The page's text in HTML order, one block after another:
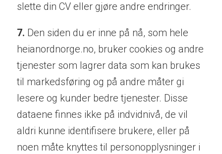
slette din CV eller gjøre andre endringer.
7. Den siden du er inne på nå, som hele
heianordnorge.no, bruker cookies og andre
tjenester som lagrer data som kan brukes
til markedsføring og på andre måter gi
lesere og kunder bedre tjenester. Disse
dataene finnes ikke på indvidnivå, de vil
aldri kunne identifisere brukere, eller på
noen måte knyttes til personopplysninger i